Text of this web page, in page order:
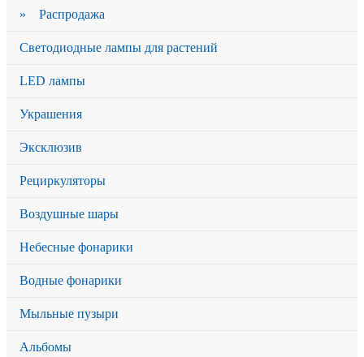
» Распродажа
Светодиодные лампы для растений
LED лампы
Украшения
Эксклюзив
Рециркуляторы
Воздушные шары
Небесные фонарики
Водные фонарики
Мыльные пузыри
Альбомы